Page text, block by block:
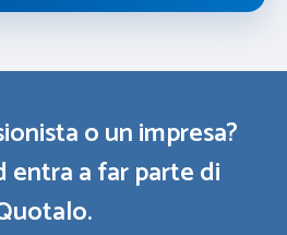
o un impresa?
entra a far parte di